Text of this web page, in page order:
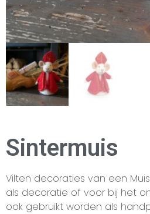
Sintermuis
Vilten decoraties van een Muis
als decoratie of voor bij het
ook gebruikt worden als